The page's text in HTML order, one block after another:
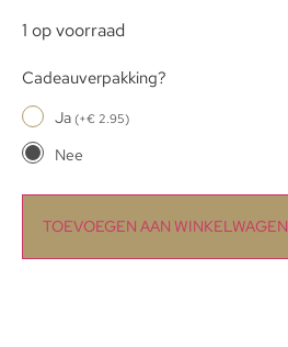
1 op voorraad
Cadeauverpakking?
Ja (+€ 2.95)
Nee
TOEVOEGEN AAN WINKELWAGEN